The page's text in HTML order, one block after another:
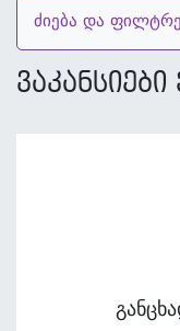
ძიება და
ვაკანსიები